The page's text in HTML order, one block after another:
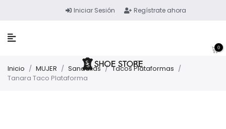
Iniciar Sesión Regístrate ahora
0
Inicio / MUJER / Sandalias / Tacos Plataformas /
Tanara Taco Plataforma